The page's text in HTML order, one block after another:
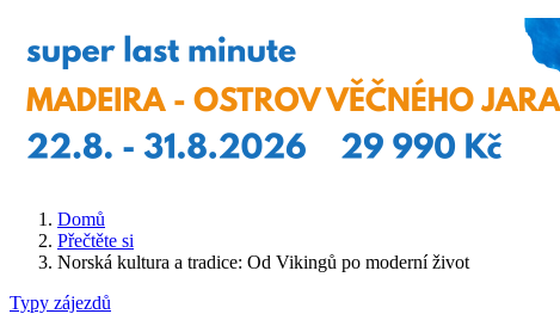
Domů
Přečtěte si
Norská kultura a tradice: Od Vikingů po moderní život
Typy zájezdů